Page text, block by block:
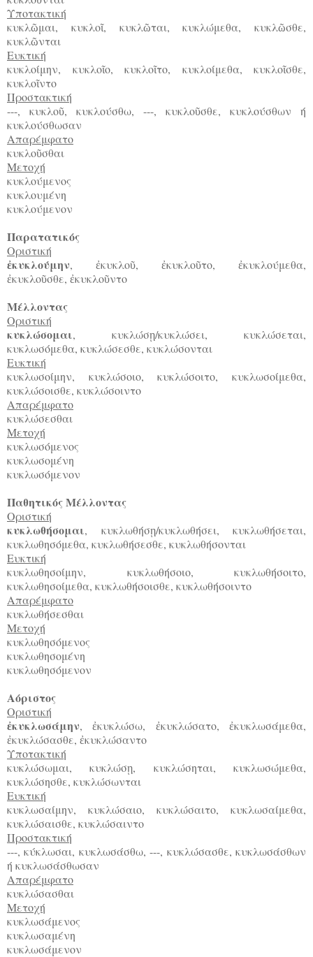
Υποτακτική
κυκλῶμαι, κυκλοῖ, κυκλῶται, κυκλώμεθα, κυκλῶσθε,
κυκλῶνται
Ευκτική
κυκλοίμην, κυκλοῖο, κυκλοῖτο, κυκλοίμεθα, κυκλοῖσθε,
κυκλοῖντο
Προστακτική
---, κυκλοῦ, κυκλούσθω, ---, κυκλοῦσθε, κυκλούσθων ή
κυκλούσθωσαν
Απαρέμφατο
κυκλοῦσθαι
Μετοχή
κυκλούμενος
κυκλουμένη
κυκλούμενον
Παρατατικός
Οριστική
ἐκυκλούμην, ἐκυκλοῦ, ἐκυκλοῦτο, ἐκυκλούμεθα,
ἐκυκλοῦσθε, ἐκυκλοῦντο
Μέλλοντας
Οριστική
κυκλώσομαι, κυκλώσῃ/κυκλώσει, κυκλώσεται,
κυκλωσόμεθα, κυκλώσεσθε, κυκλώσονται
Ευκτική
κυκλωσοίμην, κυκλώσοιο, κυκλώσοιτο, κυκλωσοίμεθα,
κυκλώσοισθε, κυκλώσοιντο
Απαρέμφατο
κυκλώσεσθαι
Μετοχή
κυκλωσόμενος
κυκλωσομένη
κυκλωσόμενον
Παθητικός Μέλλοντας
Οριστική
κυκλωθήσομαι, κυκλωθήσῃ/κυκλωθήσει, κυκλωθήσεται,
κυκλωθησόμεθα, κυκλωθήσεσθε, κυκλωθήσονται
Ευκτική
κυκλωθησοίμην, κυκλωθήσοιο, κυκλωθήσοιτο,
κυκλωθησοίμεθα, κυκλωθήσοισθε, κυκλωθήσοιντο
Απαρέμφατο
κυκλωθήσεσθαι
Μετοχή
κυκλωθησόμενος
κυκλωθησομένη
κυκλωθησόμενον
Αόριστος
Οριστική
ἐκυκλωσάμην,ἐκυκλώσω, ἐκυκλώσατο,ἐκυκλωσάμεθα,
ἐκυκλώσασθε, ἐκυκλώσαντο
Υποτακτική
κυκλώσωμαι, κυκλώσῃ, κυκλώσηται, κυκλωσώμεθα,
κυκλώσησθε, κυκλώσωνται
Ευκτική
κυκλωσαίμην, κυκλώσαιο, κυκλώσαιτο, κυκλωσαίμεθα,
κυκλώσαισθε, κυκλώσαιντο
Προστακτική
---, κύκλωσαι, κυκλωσάσθω, ---, κυκλώσασθε, κυκλωσάσθων
ή κυκλωσάσθωσαν
Απαρέμφατο
κυκλώσασθαι
Μετοχή
κυκλωσάμενος
κυκλωσαμένη
κυκλωσάμενον